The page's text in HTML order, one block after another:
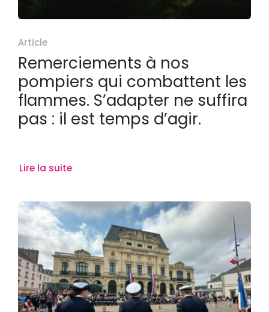
Article
Remerciements à nos
pompiers qui combattent les
flammes. S’adapter ne suffira
pas : il est temps d’agir.
Lire la suite